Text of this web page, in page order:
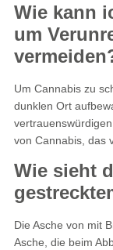
Wie kann
um
Um Cannabis zu
dunklen Ort
von Cannabis, das
Wie sieht
Die Asche von mit
Asche, die beim